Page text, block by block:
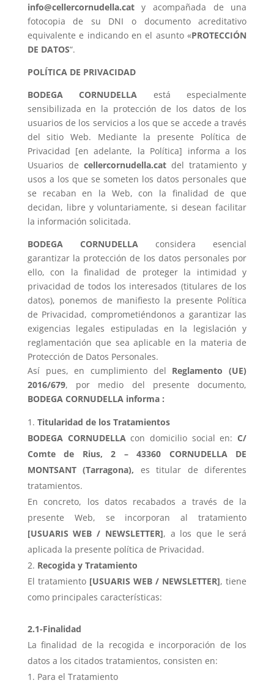
info@cellercornudella.caty acompañada de una
fotocopia de su DNI o documento acreditativo
equivalente e indicando en el asunto «PROTECCIÓN
DE DATOS“.
POLÍTICA DE PRIVACIDAD
BODEGA CORNUDELLA está especialmente
sensibilizada en la protección de los datos de los
usuarios de los servicios a los que se accede a través
del sitio Web. Mediante la presente Política de
Privacidad [en adelante, la Política] informa a los
Usuarios de cellercornudella.catdel tratamiento y
usos a los que se someten los datos personales que
se recaban en la Web, con la finalidad de que
decidan, libre y voluntariamente, si desean facilitar
la información solicitada.
BODEGA CORNUDELLA considera esencial
garantizar la protección de los datos personales por
ello, con la finalidad de proteger la intimidad y
privacidad de todos los interesados (titulares de los
datos), ponemos de manifiesto la presente Política
de Privacidad, comprometiéndonos a garantizar las
exigencias legales estipuladas en la legislación y
reglamentación que sea aplicable en la materia de
Protección de Datos Personales.
Así pues, en cumplimiento del Reglamento (UE)
2016/679, por medio del presente documento,
BODEGA CORNUDELLA informa :
Titularidad de los Tratamientos
BODEGA CORNUDELLA con domicilio social en:C/
Comte de Rius, 2 – 43360 CORNUDELLA DE
MONTSANT (Tarragona), es titular de diferentes
tratamientos.
En concreto, los datos recabados a través de la
presente Web, se incorporan al tratamiento
[USUARIS WEB / NEWSLETTER], a los que le será
aplicada la presente política de Privacidad.
Recogida y Tratamiento
El tratamiento [USUARIS WEB / NEWSLETTER], tiene
como principales características:
2.1-Finalidad
La finalidad de la recogida e incorporación de los
datos a los citados tratamientos, consisten en:
Para el Tratamiento